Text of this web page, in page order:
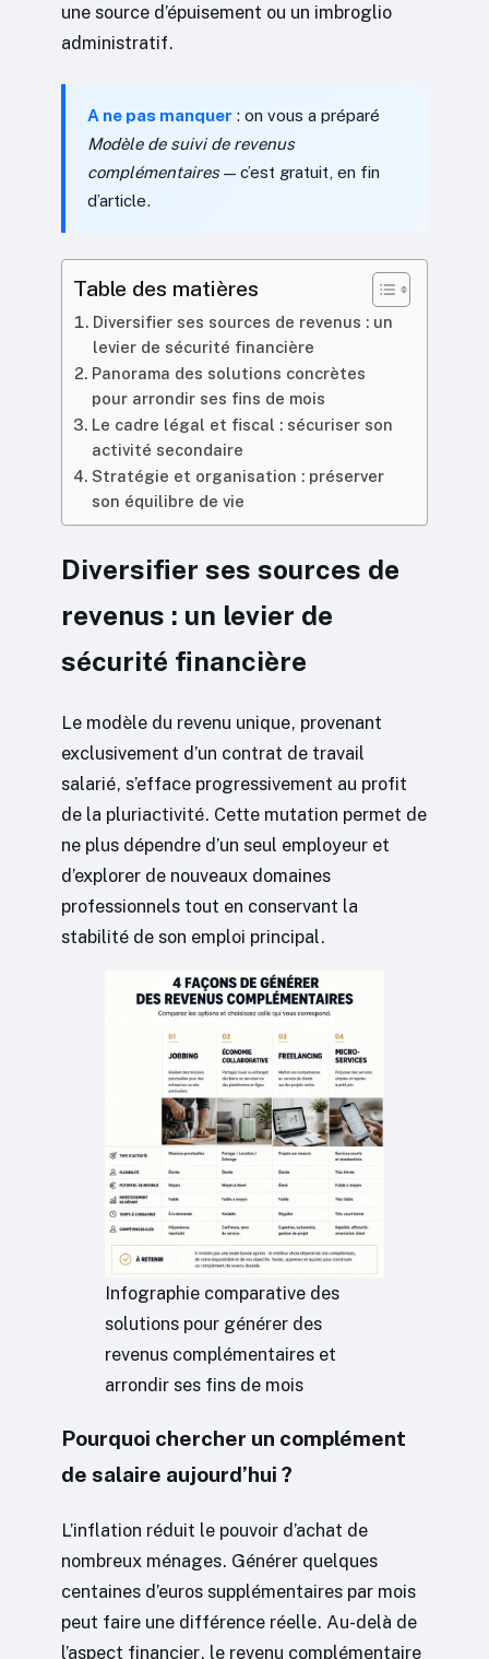
une source d’épuisement ou un imbroglio
administratif.
A ne pas manquer : on vous a préparé
Modèle de suivi de revenus
complémentaires— c’est gratuit, en fin
d’article.
Table des matières
Diversifier ses sources de revenus : un
levier de sécurité financière
Panorama des solutions concrètes
pour arrondir ses fins de mois
Le cadre légal et fiscal : sécuriser son
activité secondaire
Stratégie et organisation : préserver
son équilibre de vie
Diversifier ses sources de
revenus : un levier de
sécurité financière
Le modèle du revenu unique, provenant
exclusivement d’un contrat de travail
salarié, s’efface progressivement au profit
de la pluriactivité. Cette mutation permet de
ne plus dépendre d’un seul employeur et
d’explorer de nouveaux domaines
professionnels tout en conservant la
stabilité de son emploi principal.
Infographie comparative des
solutions pour générer des
revenus complémentaires et
arrondir ses fins de mois
Pourquoi chercher un complément
de salaire aujourd’hui ?
L’inflation réduit le pouvoir d’achat de
nombreux ménages. Générer quelques
centaines d’euros supplémentaires par mois
peut faire une différence réelle. Au-delà de
l’aspect financier, le revenu complémentaire